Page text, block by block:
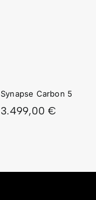
Synapse Carbon 5
3.499,00€